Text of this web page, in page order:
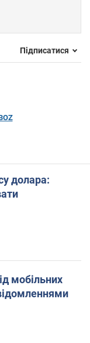
Підписатися
долара:
мобільних